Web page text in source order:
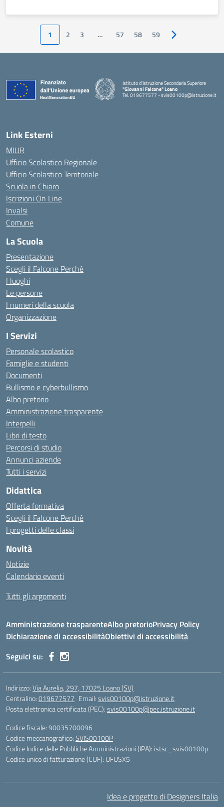
1 2 3 … 57 58 59 Pagina
Istituto d'Istruzione Secondaria Superiore
"Giovanni Falcone" Loano
Tel. 019677577 - svis00100p@istruzione.it
— Visita la pagina iniziale della scuola
Link Esterni
MIUR
Ufficio Scolastico Regionale
Ufficio Scolastico Territoriale
Scuola in Chiaro
Iscrizioni On Line
Invalsi
Comune
La Scuola
Presentazione
Scegli il Falcone Perchè
I luoghi
Le persone
I numeri della scuola
Organizzazione
I Servizi
Personale scolastico
Famiglie e studenti
Documenti
Bullismo e cyberbullismo
Albo pretorio
Amministrazione trasparente
Interpelli
Libri di testo
Percorsi di studio
Annunci aziende
Tutti i servizi
Didattica
Offerta formativa
Scegli il Falcone Perchè
I progetti delle classi
Novità
Notizie
Calendario eventi
Tutti gli argomenti
Amministrazione trasparenteAlbo pretorioPrivacy Policy
Dichiarazione di accessibilitàObiettivi di accessibilità
Seguici su:
Indirizzo:Via Aurelia, 297, 17025 Loano (SV)
Centralino:019677577 Email:svis00100p@istruzione.it
Posta elettronica certificata (PEC):svis00100p@pec.istruzione.it
Codice fiscale: 90035700096
Codice meccanografico:SVIS00100P
Codice Indice delle Pubbliche Amministrazioni (IPA): istsc_svis00100p
Codice unico di fatturazione (CUF): UFUSX5
Idea e progetto di Designers Italia